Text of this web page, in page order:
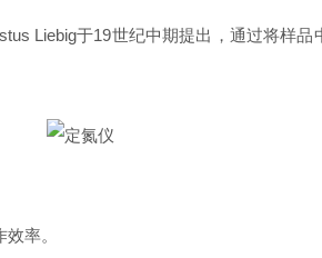
Liebig于19世纪中期提出，通过将样品
率。